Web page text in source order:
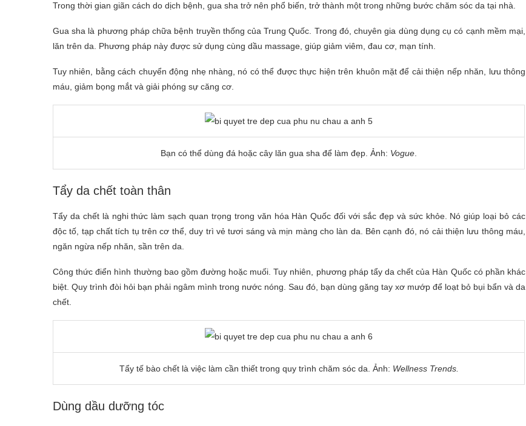
Trong thời gian giãn cách do dịch bệnh, gua sha trở nên phổ biến, trở thành một trong những bước chăm sóc da tại nhà.
Gua sha là phương pháp chữa bệnh truyền thống của Trung Quốc. Trong đó, chuyên gia dùng dụng cụ có cạnh mềm mại,
lăn trên da. Phương pháp này được sử dụng cùng dầu massage, giúp giảm viêm, đau cơ, mạn tính.
Tuy nhiên, bằng cách chuyển động nhẹ nhàng, nó có thể được thực hiện trên khuôn mặt để cải thiện nếp nhăn, lưu thông
máu, giảm bọng mắt và giải phóng sự căng cơ.
Bạn có thể dùng đá hoặc cây lăn gua sha để làm đẹp. Ảnh: Vogue
Tẩy da chết toàn thân
Tẩy da chết là nghi thức làm sạch quan trọng trong văn hóa Hàn Quốc đối với sắc đẹp và sức khỏe. Nó giúp loại bỏ các
độc tố, tạp chất tích tụ trên cơ thể, duy trì vẻ tươi sáng và mịn màng cho làn da. Bên cạnh đó, nó cải thiện lưu thông máu,
ngăn ngừa nếp nhăn, sần trên da.
Công thức điển hình thường bao gồm đường hoặc muối. Tuy nhiên, phương pháp tẩy da chết của Hàn Quốc có phần khác
biệt. Quy trình đòi hỏi bạn phải ngâm mình trong nước nóng. Sau đó, bạn dùng găng tay xơ mướp để loạt bỏ bụi bẩn và da
chết.
Tẩy tế bào chết là việc làm cần thiết trong quy trình chăm sóc da. Ảnh: Wellness Trends.
Dùng dầu dưỡng tóc